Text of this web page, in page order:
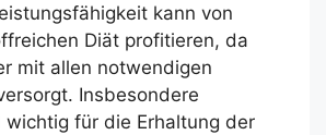
kann von
Diät profitieren, da
mit allen notwendigen
Insbesondere
wichtig für die Erhaltung der